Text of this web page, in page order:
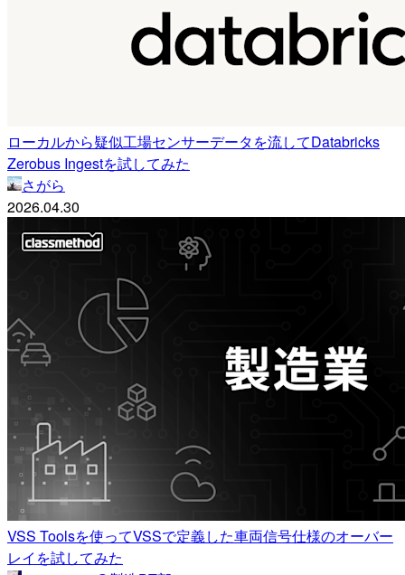
ローカルから疑似工場センサーデータを流してDatabricks
Zerobus Ingestを試してみた
さがら
2026.04.30
VSS Toolsを使ってVSSで定義した車両信号仕様のオーバー
レイを試してみた